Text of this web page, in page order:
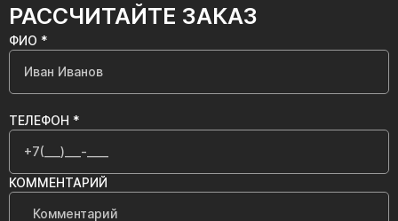
РАССЧИТАЙТЕ ЗАКАЗ
ФИО *
ТЕЛЕФОН *
КОММЕНТАРИЙ